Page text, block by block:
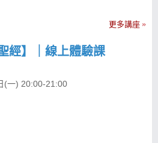
在痛定思痛後，她透過大量閱讀與實戰反
法」。 投資理財教育不能等 投資理財是
，但真實市場與學校課本上的經濟學往
為了幫助更多投資人用對方法、改善財
如老師以自身 28 年真金白銀的市場實戰
累積舉辦超過 450 場投資講座，陪伴超過
員學習成長，逐步建立正確的投資觀念與
過趨勢操作與超簡單投資法，曾掌握個
的獲利機會，學員對帳單與獲利見證更是
經】｜線上體驗課
(一) 20:00-21:00
更多講座